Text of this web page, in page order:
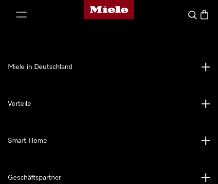
Miele-Homepage
Suche
Miele in Deutschland
Vorteile
Smart Home
Geschäftspartner